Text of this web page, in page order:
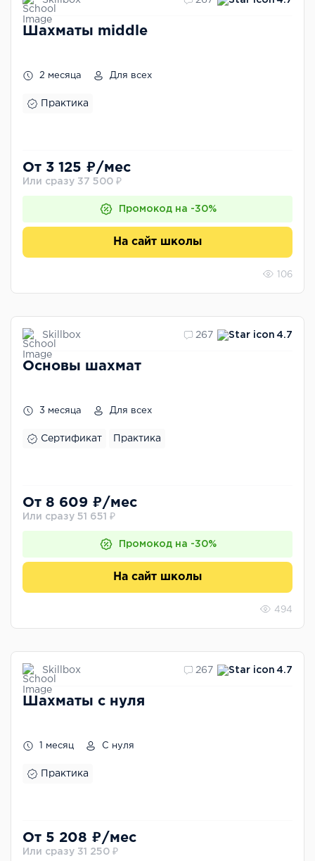
Шахматы middle
2 месяца Для всех
Практика
От 3 125 ₽/мес
Или сразу 37 500 ₽
Промокод на -30%
На сайт школы
106
Skillbox 267 4.7
Основы шахмат
3 месяца Для всех
Сертификат Практика
От 8 609 ₽/мес
Или сразу 51 651 ₽
Промокод на -30%
На сайт школы
494
Skillbox 267 4.7
Шахматы с нуля
1 месяц С нуля
Практика
От 5 208 ₽/мес
Или сразу 31 250 ₽